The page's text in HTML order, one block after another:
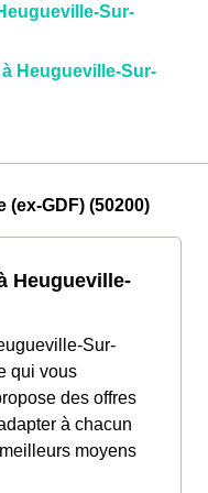
Sur-
Heugueville-Sur-
(ex-GDF) (50200)
Heugueville-
Sur-
qui vous
des offres
à chacun
moyens